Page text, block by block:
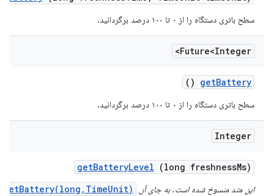
سطح باتری دستگاه را از ۰ تا ۱۰۰ درصد برگردانید.
Future<Integer>
getBattery
()
سطح باتری دستگاه را از ۰ تا ۱۰۰ درصد برگردانید.
Integer
getBatteryLevel (long freshnessMs)
این متد منسوخ شده است. به جای آن getBattery(long,TimeUnit)